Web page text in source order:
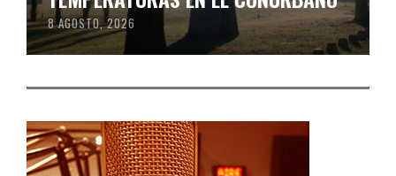
8 AGOSTO, 2026